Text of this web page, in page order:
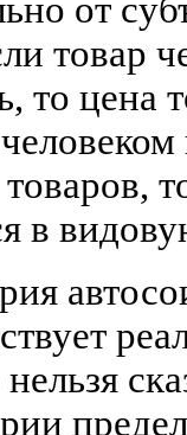
от
товар
то цена
в